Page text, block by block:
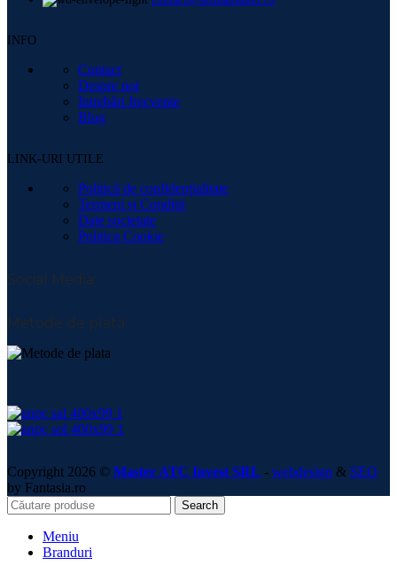
INFO
Contact
Despre noi
Intrebări frecvente
Blog
LINK-URI UTILE
Politică de confidențialitate
Termeni și Condiții
Date societate
Politica Cookie
Social Media:
Metode de plată:
Copyright 2026 © Master ATC Invest SRL - webdesign & SEO
by Fantasia.ro
Search
Meniu
Branduri